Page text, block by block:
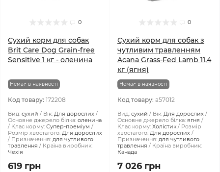
0
Сухий корм для собак
Brit Care Dog Grain-free
Sensitive 1 кг - оленина
Немає в наявності
Код товару: 172208
Вид: сухий Вік: Для дорослих
Основне джерело білка: оленина
Клас корму: Супер-преміум
Розмір хвостатого: Для дорослих
Призначення: для чутливого
травлення
Країна виробник:
Чехія
619 грн
0
Сухий корм для собак з
чутливим травленням
Acana Grass-Fed Lamb 11,4
кг (ягня)
Немає в наявності
Код товару: a57012
Вид: сухий Вік: Для дорослих
Основне джерело білка: ягня
Клас корму: Холістик
Розмір
хвостатого: Для дорослих
Призначення: для чутливого
травлення
Країна виробник:
Канада
7 026 грн